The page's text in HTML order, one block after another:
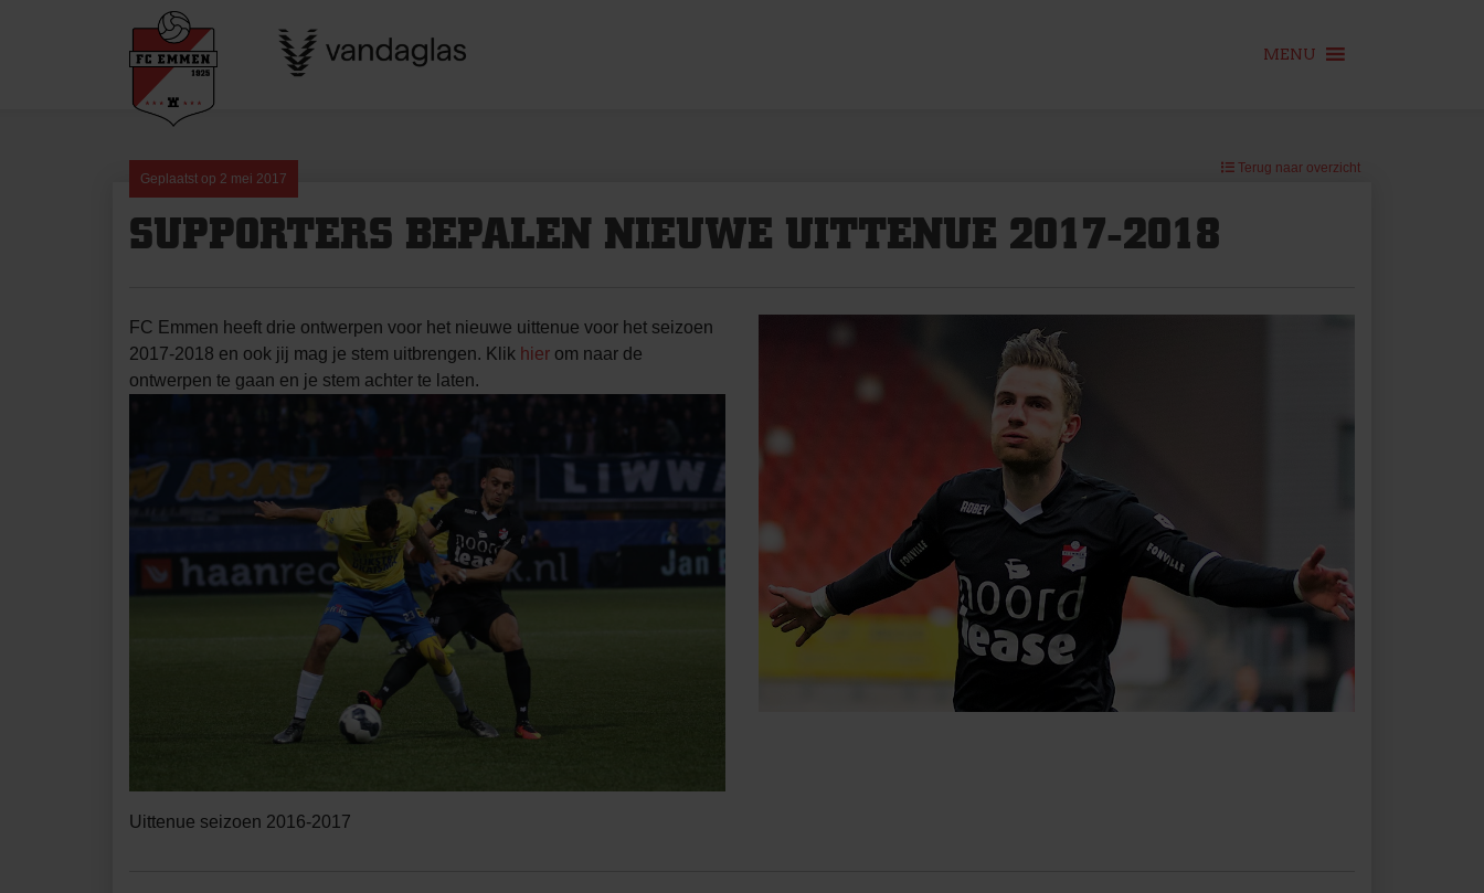
MENU
Geplaatst op 2 mei 2017
Terug naar overzicht
SUPPORTERS BEPALEN NIEUWE UITTENUE 2017-2018
FC Emmen heeft drie ontwerpen voor het nieuwe uittenue voor het seizoen
2017-2018 en ook jij mag je stem uitbrengen. Klik hier om naar de
ontwerpen te gaan en je stem achter te laten.
Uittenue seizoen 2016-2017